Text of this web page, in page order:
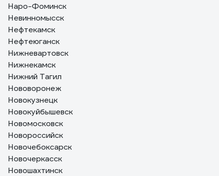
Наро-Фоминск
Невинномысск
Нефтекамск
Нефтеюганск
Нижневартовск
Нижнекамск
Нижний Тагил
Нововоронеж
Новокузнецк
Новокуйбышевск
Новомосковск
Новороссийск
Новочебоксарск
Новочеркасск
Новошахтинск